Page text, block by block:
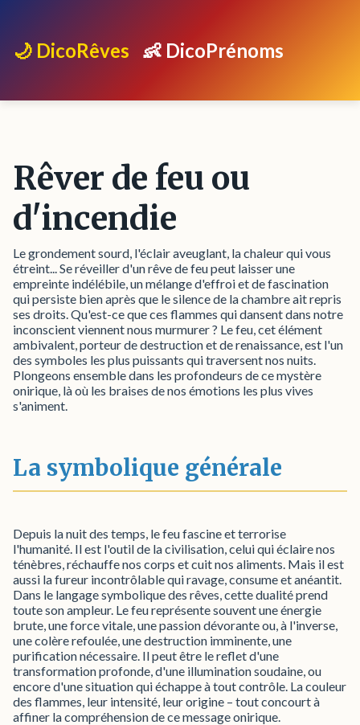
🌙 DicoRêves 👶 DicoPrénoms
Rêver de feu ou
d'incendie
Le grondement sourd, l'éclair aveuglant, la chaleur qui vous
étreint... Se réveiller d'un rêve de feu peut laisser une
empreinte indélébile, un mélange d'effroi et de fascination
qui persiste bien après que le silence de la chambre ait repris
ses droits. Qu'est-ce que ces flammes qui dansent dans notre
inconscient viennent nous murmurer ? Le feu, cet élément
ambivalent, porteur de destruction et de renaissance, est l'un
des symboles les plus puissants qui traversent nos nuits.
Plongeons ensemble dans les profondeurs de ce mystère
onirique, là où les braises de nos émotions les plus vives
s'animent.
La symbolique générale
Depuis la nuit des temps, le feu fascine et terrorise
l'humanité. Il est l'outil de la civilisation, celui qui éclaire nos
ténèbres, réchauffe nos corps et cuit nos aliments. Mais il est
aussi la fureur incontrôlable qui ravage, consume et anéantit.
Dans le langage symbolique des rêves, cette dualité prend
toute son ampleur. Le feu représente souvent une énergie
brute, une force vitale, une passion dévorante ou, à l'inverse,
une colère refoulée, une destruction imminente, une
purification nécessaire. Il peut être le reflet d'une
transformation profonde, d'une illumination soudaine, ou
encore d'une situation qui échappe à tout contrôle. La couleur
des flammes, leur intensité, leur origine – tout concourt à
affiner la compréhension de ce message onirique.